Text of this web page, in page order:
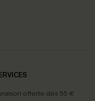
offerte dès 55 €